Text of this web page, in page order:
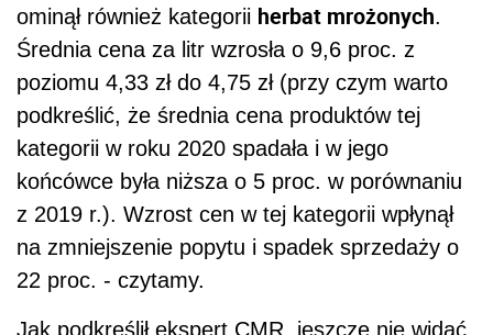
ominął również kategorii herbat mrożonych.
Średnia cena za litr wzrosła o 9,6 proc. z
poziomu 4,33 zł do 4,75 zł (przy czym warto
podkreślić, że średnia cena produktów tej
kategorii w roku 2020 spadała i w jego
końcówce była niższa o 5 proc. w porównaniu
z 2019 r.). Wzrost cen w tej kategorii wpłynął
na zmniejszenie popytu i spadek sprzedaży o
22 proc. - czytamy.
Jak podkreślił ekspert CMR, jeszcze nie widać